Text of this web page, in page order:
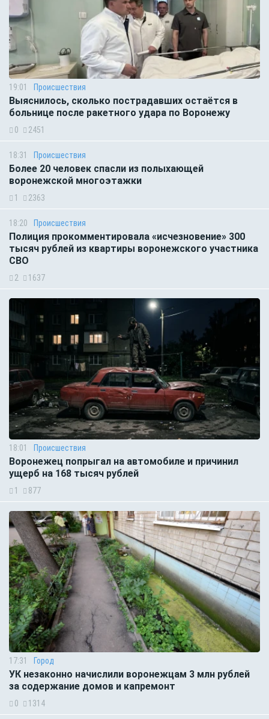
19:01 Происшествия
Выяснилось, сколько пострадавших остаётся в
больнице после ракетного удара по Воронежу
0 2451
18:31 Происшествия
Более 20 человек спасли из полыхающей
воронежской многоэтажки
1 2363
18:20 Происшествия
Полиция прокомментировала «исчезновение» 300
тысяч рублей из квартиры воронежского участника
СВО
2 1637
18:01 Происшествия
Воронежец попрыгал на автомобиле и причинил
ущерб на 168 тысяч рублей
1 877
17:31 Город
УК незаконно начислили воронежцам 3 млн рублей
за содержание домов и капремонт
0 1314